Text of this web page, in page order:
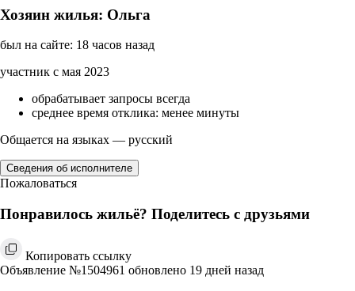
Хозяин жилья: Ольга
был на сайте: 18 часов назад
участник с мая 2023
обрабатывает запросы всегда
среднее время отклика: менее минуты
Общается на языках — русский
Сведения об исполнителе
Пожаловаться
Понравилось жильё? Поделитесь с друзьями
Копировать ссылку
Объявление №1504961 обновлено 19 дней назад